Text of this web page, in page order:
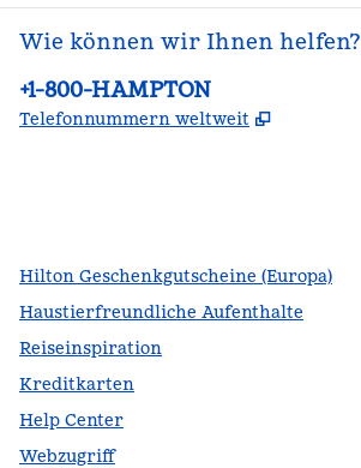
Wie können wir Ihnen helfen?
Telefon:
+1-800-HAMPTON
Telefonnummern weltweit ,
Hilton Geschenkgutscheine (Europa)
Haustierfreundliche Aufenthalte
Reiseinspiration
Kreditkarten
Help Center
Webzugriff